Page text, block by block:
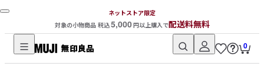
ネットストア限定
対象の小物商品 税込5,000円以上購入で配送料無料
無
0